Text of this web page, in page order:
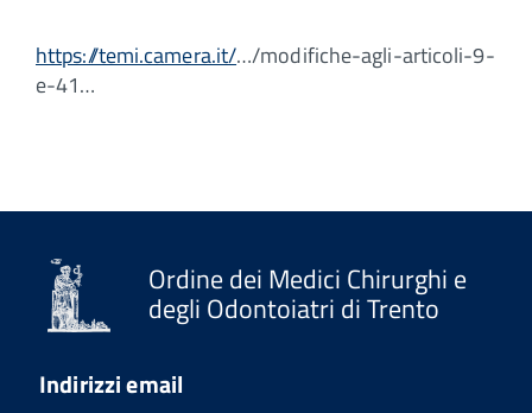
https://temi.camera.it/…/modifiche-agli-articoli-9-
e-41…
Ordine dei Medici Chirurghi e
degli Odontoiatri di Trento
Indirizzi email